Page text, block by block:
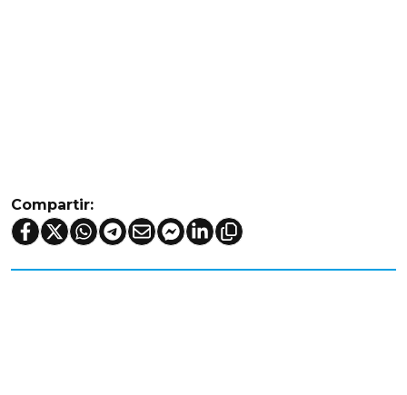
Compartir: